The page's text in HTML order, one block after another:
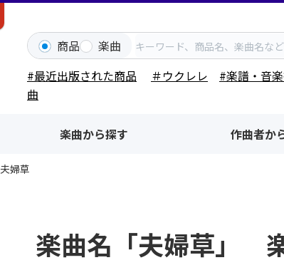
商品 楽曲
#最近出版された商品
＃ウクレレ #楽譜・音
曲
楽曲から探す 作曲者か
夫婦草
楽曲名「夫婦草」